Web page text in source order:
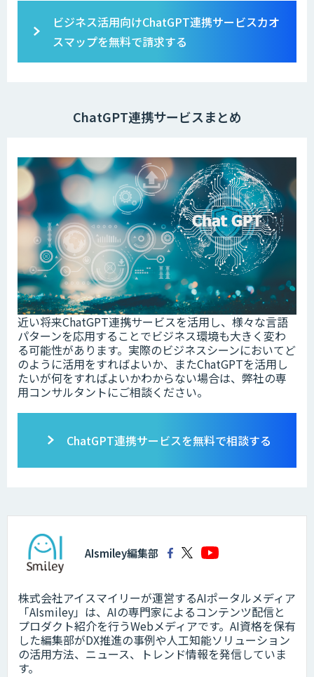
ビジネス活用向けChatGPT連携サービスカオ
スマップを無料で請求する
ChatGPT連携サービスまとめ
近い将来ChatGPT連携サービスを活用し、様々な言語
パターンを応用することでビジネス環境も大きく変わ
る可能性があります。実際のビジネスシーンにおいてど
のように活用をすればよいか、またChatGPTを活用し
たいが何をすればよいかわからない場合は、弊社の専
用コンサルタントにご相談ください。
ChatGPT連携サービスを無料で相談する
AIsmiley編集部
株式会社アイスマイリーが運営するAIポータルメディア
「AIsmiley」は、AIの専門家によるコンテンツ配信と
プロダクト紹介を行うWebメディアです。AI資格を保有
した編集部がDX推進の事例や人工知能ソリューション
の活用方法、ニュース、トレンド情報を発信していま
す。